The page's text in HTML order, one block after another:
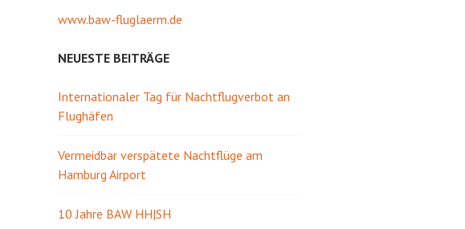
www.baw-fluglaerm.de
NEUESTE BEITRÄGE
Internationaler Tag für Nachtflugverbot an
Flughäfen
Vermeidbar verspätete Nachtflüge am
Hamburg Airport
10 Jahre BAW HH|SH